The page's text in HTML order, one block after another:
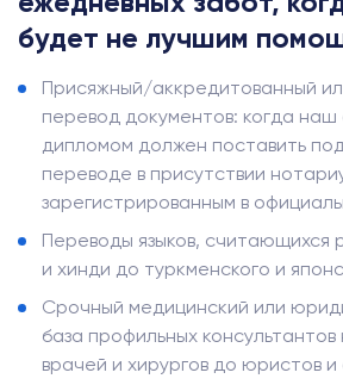
будет не лучшим
Присяжный/аккредитованный
перевод документов: когда наш
дипломом должен поставить
переводе в присутствии
зарегистрированным в
Переводы языков, считающихся
и хинди до туркменского и
Срочный медицинский или
база профильных
врачей и хирургов до юристов и